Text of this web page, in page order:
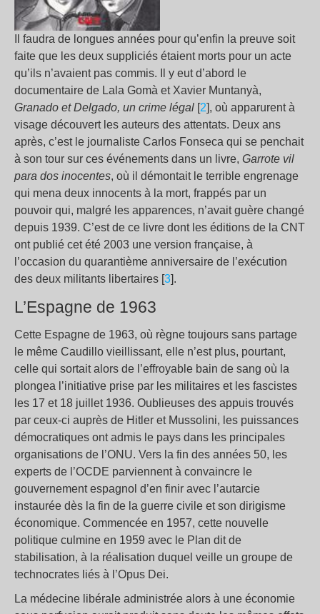
Il faudra de longues années pour qu’enfin la preuve soit
faite que les deux suppliciés étaient morts pour un acte
qu’ils n’avaient pas commis. Il y eut d’abord le
documentaire de Lala Gomà et Xavier Muntanyà,
Granado et Delgado, un crime légal [2], où apparurent à
visage découvert les auteurs des attentats. Deux ans
après, c’est le journaliste Carlos Fonseca qui se penchait
à son tour sur ces événements dans un livre, Garrote vil
para dos inocentes, où il démontait le terrible engrenage
qui mena deux innocents à la mort, frappés par un
pouvoir qui, malgré les apparences, n’avait guère changé
depuis 1939. C’est de ce livre dont les éditions de la CNT
ont publié cet été 2003 une version française, à
l’occasion du quarantième anniversaire de l’exécution
des deux militants libertaires [3].
L’Espagne de 1963
Cette Espagne de 1963, où règne toujours sans partage
le même Caudillo vieillissant, elle n’est plus, pourtant,
celle qui sortait alors de l’effroyable bain de sang où la
plongea l’initiative prise par les militaires et les fascistes
les 17 et 18 juillet 1936. Oublieuses des appuis trouvés
par ceux-ci auprès de Hitler et Mussolini, les puissances
démocratiques ont admis le pays dans les principales
organisations de l’ONU. Vers la fin des années 50, les
experts de l’OCDE parviennent à convaincre le
gouvernement espagnol d’en finir avec l’autarcie
instaurée dès la fin de la guerre civile et son dirigisme
économique. Commencée en 1957, cette nouvelle
politique culmine en 1959 avec le Plan dit de
stabilisation, à la réalisation duquel veille un groupe de
technocrates liés à l’Opus Dei.
La médecine libérale administrée alors à une économie